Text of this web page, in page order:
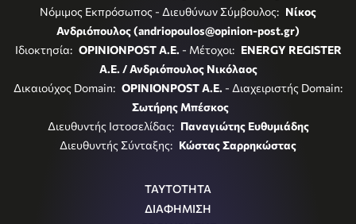
Νόμιμος Εκπρόσωπος - Διευθύνων Σύμβουλος: Νίκος
Ανδριόπουλος (andriopoulos@opinion-post.gr)
Ιδιοκτησία: OPINIONPOST A.E. - Μέτοχοι: ENERGY REGISTER
Α.Ε. / Ανδριόπουλος Νικόλαος
Δικαιούχος Domain: OPINIONPOST A.E. - Διαχειριστής Domain:
Σωτήρης Μπέσκος
Διευθυντής Ιστοσελίδας: Παναγιώτης Ευθυμιάδης
Διευθυντής Σύνταξης: Κώστας Σαρρηκώστας
ΤΑΥΤΟΤΗΤΑ
ΔΙΑΦΗΜΙΣΗ